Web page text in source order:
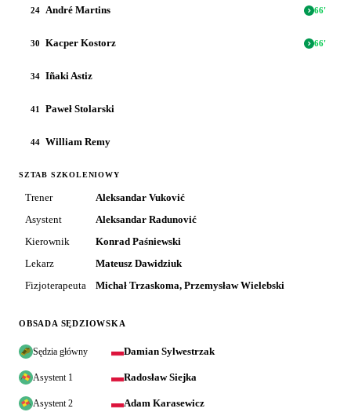
24 André Martins 66'
30 Kacper Kostorz 66'
34 Iñaki Astiz
41 Paweł Stolarski
44 William Remy
SZTAB SZKOLENIOWY
Trener
Aleksandar Vuković
Asystent
Aleksandar Radunović
Kierownik
Konrad Paśniewski
Lekarz
Mateusz Dawidziuk
Fizjoterapeuta
Michał Trzaskoma, Przemysław Wielebski
OBSADA SĘDZIOWSKA
Sędzia główny Damian Sylwestrzak
Asystent 1 Radosław Siejka
Asystent 2 Adam Karasewicz